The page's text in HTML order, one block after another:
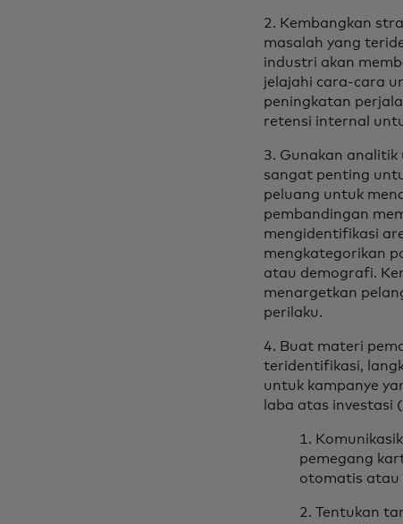
2. Kembangkan
masalah yang
industri akan
jelajahi cara-cara
peningkatan
retensi internal
3. Gunakan
sangat penting
peluang untuk
pembandingan
mengidentifikasi
mengkategorikan
atau demografi.
menargetkan
perilaku.
4. Buat materi
teridentifikasi,
untuk kampanye
laba atas investasi
1.
pemegang
otomatis atau
2. Tentukan